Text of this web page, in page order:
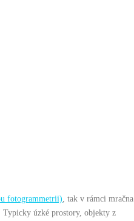
fotogrammetrii) , tak v rámci mračna
Typicky úzké prostory, objekty z